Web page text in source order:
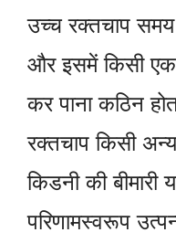
उच्च रक्तचाप
और इसमें किसी
कर पाना कठिन
रक्तचाप किसी
किडनी की बीमारी
परिणामस्वरूप